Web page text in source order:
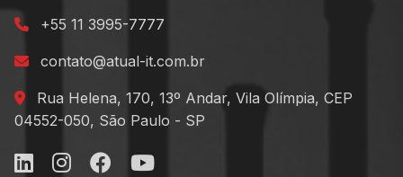
+55 11 3995-7777
contato@atual-it.com.br
Rua Helena, 170, 13º Andar, Vila Olímpia, CEP
04552-050, São Paulo - SP